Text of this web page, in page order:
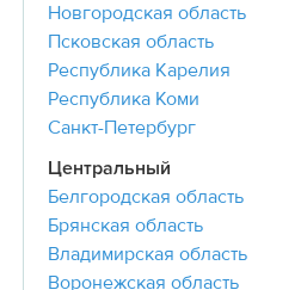
Новгородская область
Псковская область
Республика Карелия
Республика Коми
Санкт-Петербург
Центральный
Белгородская область
Брянская область
Владимирская область
Воронежская область